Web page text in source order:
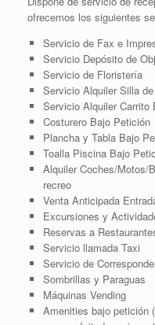
ofrecemos los siguientes
Servicio de Fax e
Servicio Depósito de
Servicio de Floristería
Servicio Alquiler Silla
Servicio Alquiler Carrito
Costurero Bajo Petición
Plancha y Tabla Bajo
Toalla Piscina Bajo
Alquiler Coches/Motos/
recreo
Venta Anticipada
Excursiones y
Reservas a
Servicio llamada Taxi
Servicio de
Sombrillas y Paraguas
Máquinas Vending
Amenities bajo petición